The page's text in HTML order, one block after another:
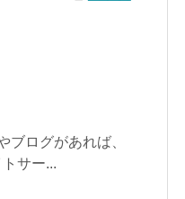
ログがあれば、
サー...